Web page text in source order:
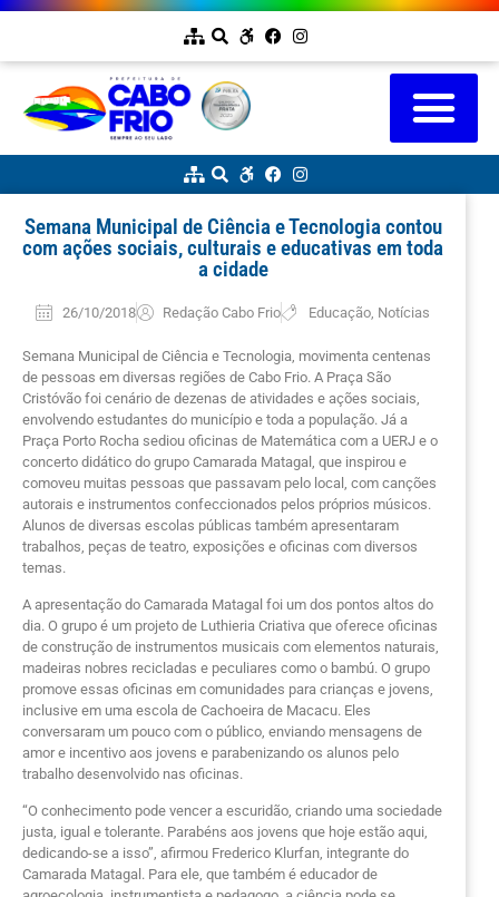
Semana Municipal de Ciência e Tecnologia contou
com ações sociais, culturais e educativas em toda
a cidade
26/10/2018 Redação Cabo Frio Educação Notícias
Semana Municipal de Ciência e Tecnologia, movimenta centenas
de pessoas em diversas regiões de Cabo Frio. A Praça São
Cristóvão foi cenário de dezenas de atividades e ações sociais,
envolvendo estudantes do município e toda a população. Já a
Praça Porto Rocha sediou oficinas de Matemática com a UERJ e o
concerto didático do grupo Camarada Matagal, que inspirou e
comoveu muitas pessoas que passavam pelo local, com canções
autorais e instrumentos confeccionados pelos próprios músicos.
Alunos de diversas escolas públicas também apresentaram
trabalhos, peças de teatro, exposições e oficinas com diversos
temas.
A apresentação do Camarada Matagal foi um dos pontos altos do
dia. O grupo é um projeto de Luthieria Criativa que oferece oficinas
de construção de instrumentos musicais com elementos naturais,
madeiras nobres recicladas e peculiares como o bambú. O grupo
promove essas oficinas em comunidades para crianças e jovens,
inclusive em uma escola de Cachoeira de Macacu. Eles
conversaram um pouco com o público, enviando mensagens de
amor e incentivo aos jovens e parabenizando os alunos pelo
trabalho desenvolvido nas oficinas.
“O conhecimento pode vencer a escuridão, criando uma sociedade
justa, igual e tolerante. Parabéns aos jovens que hoje estão aqui,
dedicando-se a isso”, afirmou Frederico Klurfan, integrante do
Camarada Matagal. Para ele, que também é educador de